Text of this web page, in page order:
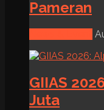
Pameran
GIIAS
Juta